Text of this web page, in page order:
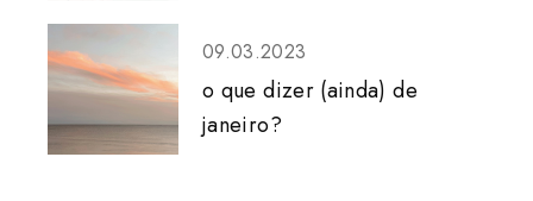
09.03.2023
o que dizer (ainda) de
janeiro?